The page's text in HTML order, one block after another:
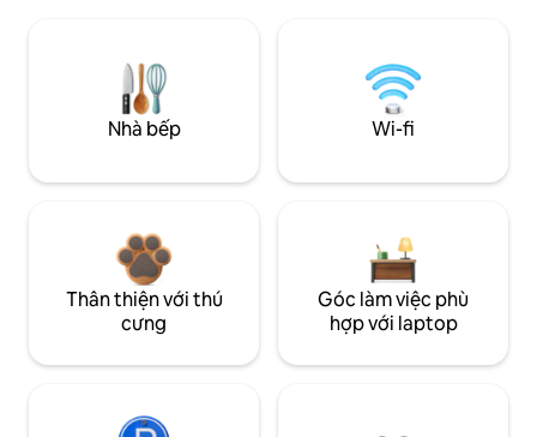
Nhà bếp Wi-fi
Thân thiện với thú
cưng
Góc làm việc phù
hợp với laptop